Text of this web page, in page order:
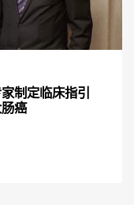
制定临床指引
癌